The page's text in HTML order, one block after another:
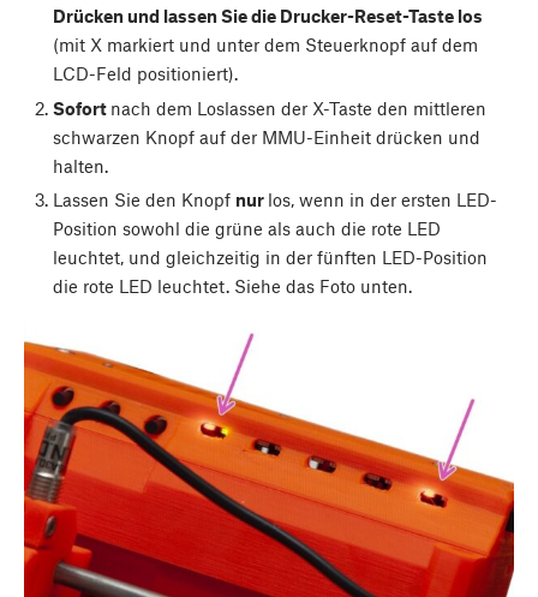
Drücken und lassen Sie die Drucker-Reset-Taste los
(mit X markiert und unter dem Steuerknopf auf dem
LCD-Feld positioniert).
Sofort nach dem Loslassen der X-Taste den mittleren
schwarzen Knopf auf der MMU-Einheit drücken und
halten.
Lassen Sie den Knopf nur los, wenn in der ersten LED-
Position sowohl die grüne als auch die rote LED
leuchtet, und gleichzeitig in der fünften LED-Position
die rote LED leuchtet. Siehe das Foto unten.